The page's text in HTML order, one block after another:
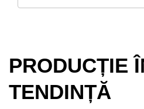
PRODUCȚIE
TENDINȚĂ